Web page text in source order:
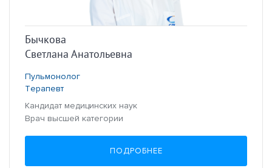
Бычкова
Светлана Анатольевна
Пульмонолог
Терапевт
Кандидат медицинских наук
Врач высшей категории
ПОДРОБНЕЕ